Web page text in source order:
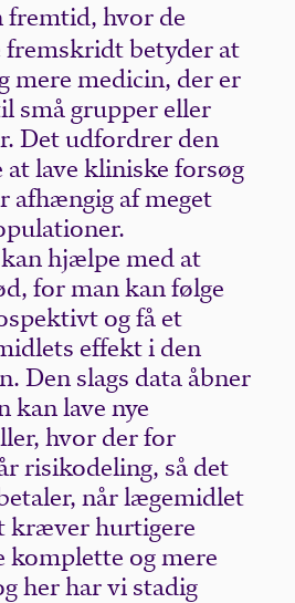
fremtid, hvor de
fremskridt betyder at
mere medicin, der er
små grupper eller
Det udfordrer den
at lave kliniske forsøg
afhængig af meget
hjælpe med at
for man kan følge
og få et
effekt i den
Den slags data åbner
kan lave nye
hvor der for
risikodeling, så det
når lægemidlet
kræver hurtigere
komplette og mere
her har vi stadig